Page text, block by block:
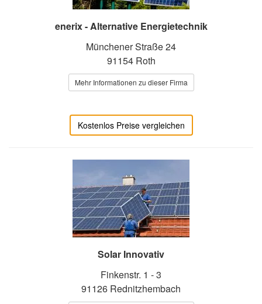
enerix - Alternative Energietechnik
Münchener Straße 24
91154 Roth
Mehr Informationen zu dieser Firma
Kostenlos Preise vergleichen
Solar Innovativ
Finkenstr. 1 - 3
91126 Rednitzhembach